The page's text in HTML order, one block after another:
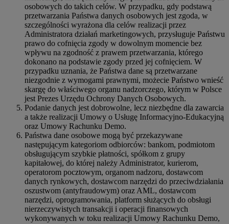
osobowych do takich celów. W przypadku, gdy podstawą
przetwarzania Państwa danych osobowych jest zgoda, w
szczególności wyrażona dla celów realizacji przez
Administratora działań marketingowych, przysługuje Państwu
prawo do cofnięcia zgody w dowolnym momencie bez
wpływu na zgodność z prawem przetwarzania, którego
dokonano na podstawie zgody przed jej cofnięciem. W
przypadku uznania, że Państwa dane są przetwarzane
niezgodnie z wymogami prawnymi, możecie Państwo wnieść
skargę do właściwego organu nadzorczego, którym w Polsce
jest Prezes Urzędu Ochrony Danych Osobowych.
Podanie danych jest dobrowolne, lecz niezbędne dla zawarcia
a także realizacji Umowy o Usługę Informacyjno-Edukacyjną
oraz Umowy Rachunku Demo.
Państwa dane osobowe mogą być przekazywane
następującym kategoriom odbiorców: bankom, podmiotom
obsługującym szybkie płatności, spółkom z grupy
kapitałowej, do której należy Administrator, kurierom,
operatorom pocztowym, organom nadzoru, dostawcom
danych rynkowych, dostawcom narzędzi do przeciwdziałania
oszustwom (antyfraudowym) oraz AML, dostawcom
narzędzi, oprogramowania, platform służących do obsługi
nierzeczywistych transakcji i operacji finansowych
wykonywanych w toku realizacji Umowy Rachunku Demo,